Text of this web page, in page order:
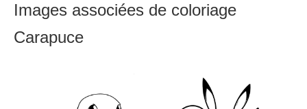
Images associées de coloriage
Carapuce